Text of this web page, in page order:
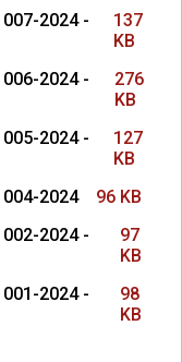
2024 -
137
KB
2024 -
276
KB
2024 -
127
KB
2024
96 KB
2024 -
97
KB
2024 -
98
KB